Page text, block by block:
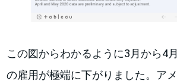
この図からわかるように3月から4
の雇用が極端に下がりました。ア